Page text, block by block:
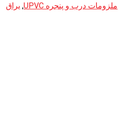
ملزومات درب و پنجره UPVC , یراق